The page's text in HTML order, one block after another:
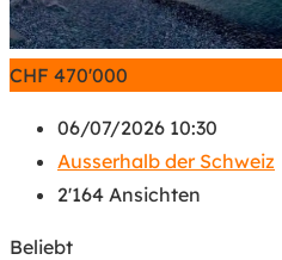
CHF 470'000
06/07/2026 10:30
Ausserhalb der Schweiz
2'164 Ansichten
Beliebt